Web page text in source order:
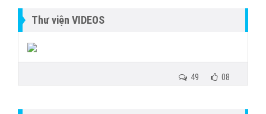
Thư viện VIDEOS
08
49